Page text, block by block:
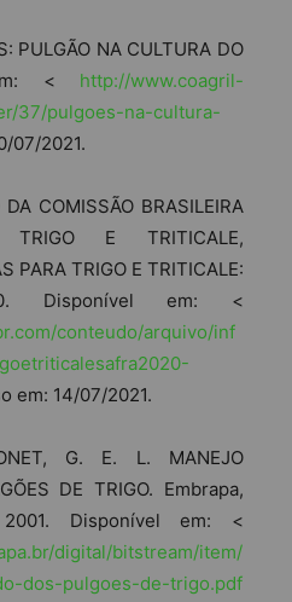
PULGÃO NA CULTURA DO
< http://www.coagril-
37/pulgoes-na-cultura-
07/2021.
COMISSÃO BRASILEIRA
E TRITICALE,
PARA TRIGO E TRITICALE:
Disponível em: <
conteudo/arquivo/inf
em: 14/07/2021.
G. E. L. MANEJO
DE TRIGO. Embrapa,
Disponível em: <
digital/bitstream/item/
dos-pulgoes-de-trigo.pdf